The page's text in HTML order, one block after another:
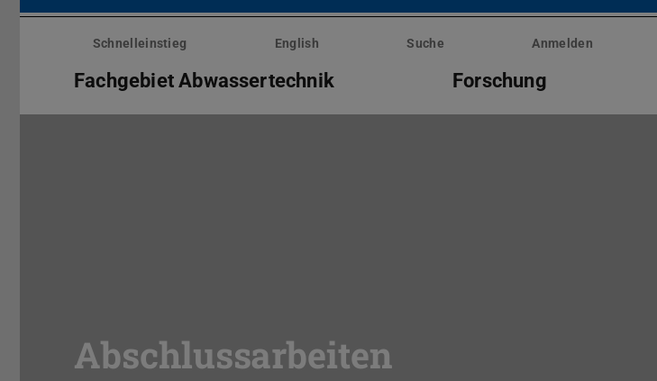
Menü
überspringenSchnelleinstieg English Suche Anmelden
Fachgebiet Abwassertechnik Forschung
Abschlussarbeiten